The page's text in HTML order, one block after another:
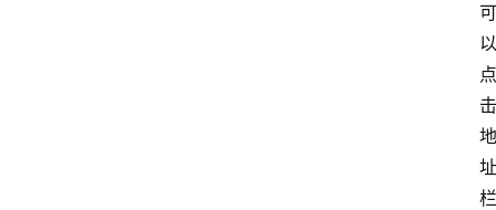
可
以
点
击
地
址
栏